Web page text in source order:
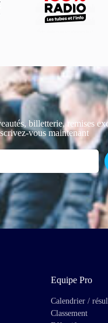
billetterie, remises
vous maintenant
Equipe Pro
Calendrier /
Classement